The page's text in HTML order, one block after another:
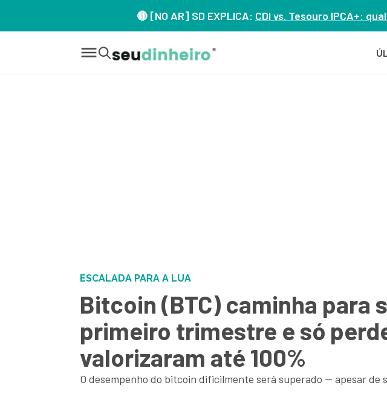
🔴 [NO AR] SD EXPLICA: CDI vs. Tesouro IPCA+:
ESCALADA PARA A LUA
Bitcoin (BTC) caminha para
primeiro trimestre e só
valorizaram até 100%
O desempenho do bitcoin dificilmente será superado — apesar